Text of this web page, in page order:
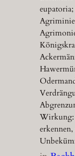
Wirkung: